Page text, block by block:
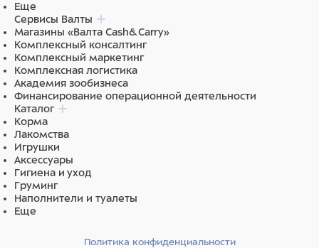
Еще
Сервисы Валты
Магазины «Валта Cash&Carry»
Комплексный консалтинг
Комплексный маркетинг
Комплексная логистика
Академия зообизнеса
Финансирование операционной деятельности
Каталог
Корма
Лакомства
Игрушки
Аксессуары
Гигиена и уход
Груминг
Наполнители и туалеты
Еще
Политика конфиденциальности